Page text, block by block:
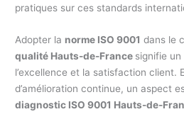
pratiques sur ces standards
Adopter la norme ISO 9001 dans le
qualité Hauts-de-France signifie
l’excellence et la satisfaction client.
d’amélioration continue, un aspect
diagnostic ISO 9001 Hauts-de-